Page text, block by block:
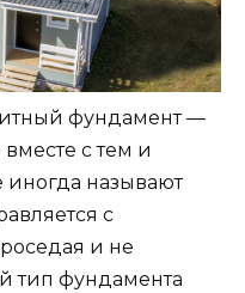
фундамент —
с тем и
называют
с
и не
тип фундамента